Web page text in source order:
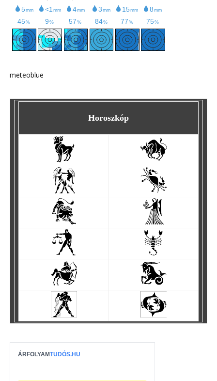
meteoblue
Horoszkóp